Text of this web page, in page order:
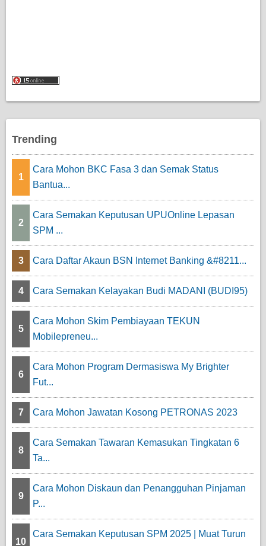
Trending
1
Cara Mohon BKC Fasa 3 dan Semak Status
Bantua...
2
Cara Semakan Keputusan UPUOnline Lepasan
SPM ...
3 Cara Daftar Akaun BSN Internet Banking &#8211...
4 Cara Semakan Kelayakan Budi MADANI (BUDI95)
5
Cara Mohon Skim Pembiayaan TEKUN
Mobilepreneu...
6
Cara Mohon Program Dermasiswa My Brighter
Fut...
7 Cara Mohon Jawatan Kosong PETRONAS 2023
8
Cara Semakan Tawaran Kemasukan Tingkatan 6
Ta...
9
Cara Mohon Diskaun dan Penangguhan Pinjaman
P...
10
Cara Semakan Keputusan SPM 2025 | Muat Turun